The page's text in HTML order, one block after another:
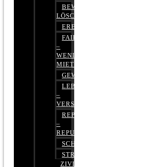
BEWERTUNGEN
LÖSCHEN
ERBRECHT
FAIRMIETEN
–
WENIGER
MIETE
GEWERBERECHT
LEBENSVERSICHERUNG
–
VERSICHERUNGSRECHT
REPUTATIONSRECHT
–
SCHUFARECHT
STRAFRECHT
ZIVILRECHT